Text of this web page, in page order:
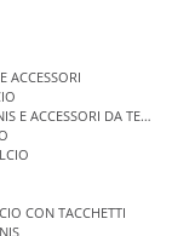
ACCESSORI
E ACCESSORI DA TENNIS
CON TACCHETTI